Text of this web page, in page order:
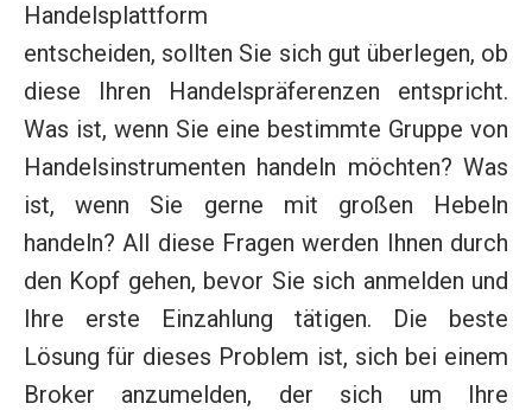
Handelsplattform
entscheiden, sollten Sie sich gut überlegen, ob
diese Ihren Handelspräferenzen entspricht.
Was ist, wenn Sie eine bestimmte Gruppe von
Handelsinstrumenten handeln möchten? Was
ist, wenn Sie gerne mit großen Hebeln
handeln? All diese Fragen werden Ihnen durch
den Kopf gehen, bevor Sie sich anmelden und
Ihre erste Einzahlung tätigen. Die beste
Lösung für dieses Problem ist, sich bei einem
Broker anzumelden, der sich um Ihre